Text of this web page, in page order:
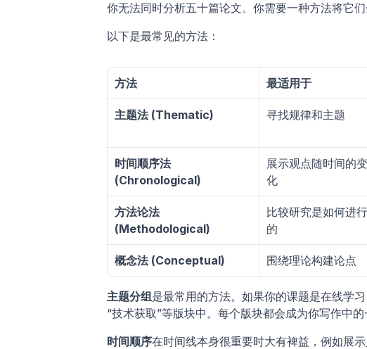
你无法同时分析五十篇论文。你需要一种方法将它
以下是最常见的方法：
方法 最适用于
主题法 (Thematic) 寻找规律和主题
时间顺序法
(Chronological)
展示观点随时间的变
化
方法论法
(Methodological)
比较研究是如何进行
的
概念法 (Conceptual) 围绕理论构建论点
主题分组是最常用的方法。如果你的课题是在线学
“技术获取”等版块中。每个版块都会成为你写作中的
时间顺序在时间线本身很重要时大有裨益，例如展